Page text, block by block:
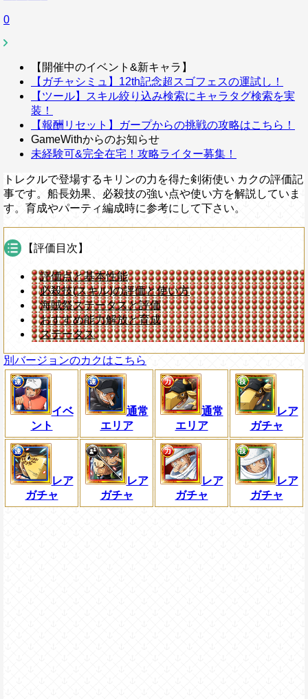
0
【開催中のイベント&新キャラ】
【ガチャシミュ】12th記念超スゴフェスの運試し！
【ツール】スキル絞り込み検索にキャラタグ検索を実
装！
【報酬リセット】ガープからの挑戦の攻略はこちら！
GameWithからのお知らせ
未経験可&完全在宅！攻略ライター募集！
トレクルで登場するキリンの力を得た剣術使い カクの評価記
事です。船長効果、必殺技の強い点や使い方を解説していま
す。育成やパーティ編成時に参考にして下さい。
【評価目次】
評価点と基本性能
必殺技(スキル)の評価と使い方
海賊祭ステータスと評価
おすすめ能力解放と育成
ステータス
別バージョンのカクはこちら
イベ
ント
通常
エリア
通常
エリア
レア
ガチャ
レア
ガチャ
レア
ガチャ
レア
ガチャ
レア
ガチャ